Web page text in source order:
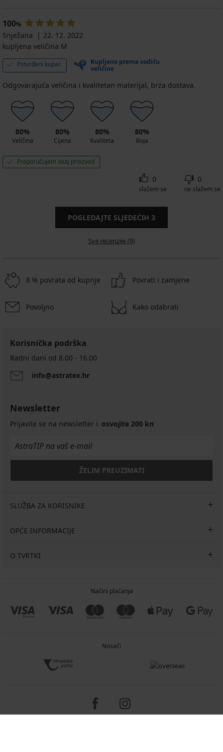
100%
Snježana
22. 12. 2022
kupljena veličina M
Potvrđeni kupac
Kupljeno prema vodiču
veličine
Odgovarajuća veličina i kvalitetan materijal, brza dostava.
80%
Veličina
80%
Cijena
80%
Kvaliteta
80%
Boja
Preporučujem ovaj proizvod
0
slažem se
0
ne slažem se
POGLEDAJTE SLJEDEĆIH 3
Sve recenzije (9)
8 % povrata od kupnje Povrati i zamjene
Povoljno Kako odabrati
Korisnička podrška
Radni dani od 8.00 - 16.00
info@astratex.hr
Newsletter
Prijavite se na newsletter i osvojite 200 kn
ŽELIM PREUZIMATI
SLUŽBA ZA KORISNIKE
OPĆE INFORMACIJE
O TVRTKI
Načini plaćanja
Nosači